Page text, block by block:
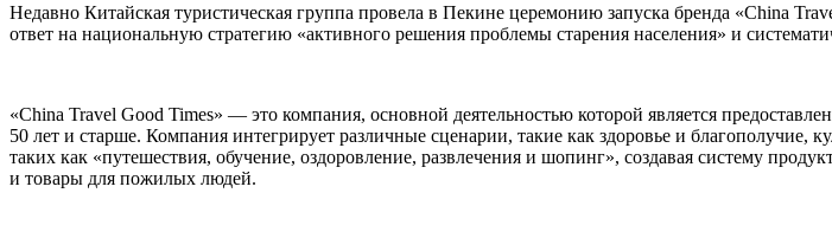
Недавно Китайская туристическая группа провела в Пекине церемонию запуска бренда «China
ответ на национальную стратегию «активного решения проблемы старения населения» и
«China Travel Good Times» — это компания, основной деятельностью которой является
50 лет и старше. Компания интегрирует различные сценарии, такие как здоровье и благополучие,
таких как «путешествия, обучение, оздоровление, развлечения и шопинг», создавая систему
и товары для пожилых людей.